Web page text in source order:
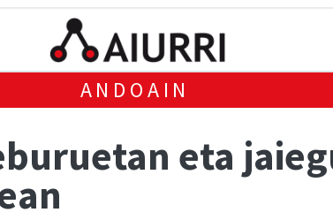
ANDOAIN
eta